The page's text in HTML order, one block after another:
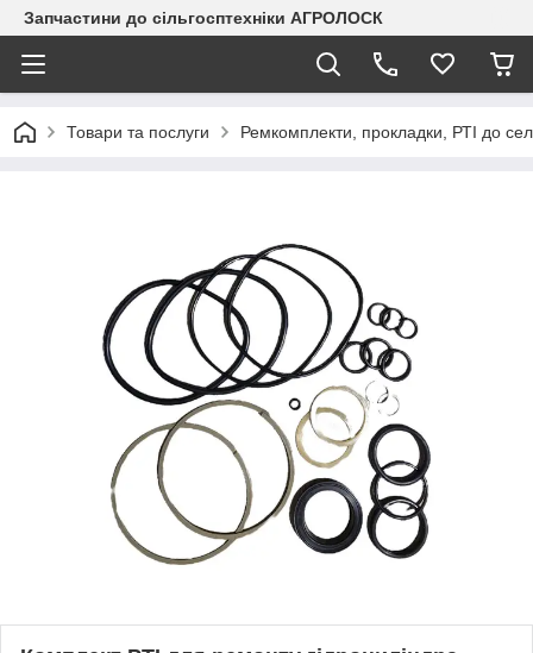
Запчастини до сільгосптехніки АГРОЛОСК
Товари та послуги Ремкомплекти, прокладки, РТІ до